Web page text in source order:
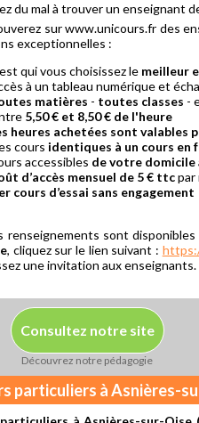
du mal à trouver un enseignant
sur www.unicours.fr des
exceptionnelles :
qui vous choisissez le meilleur
à un tableau numérique et
matières - toutes classes -
5,50 € et 8,50 € de l'heure
heures achetées sont
cours identiques à un cours en
accessibles de votre domicile
d’accès mensuel de 5 € ttcpar
cours d’essai sans engagement
renseignements sont disponibles
, cliquez sur le lien suivant :
une invitation aux
Consultez notre site
Découvrez notre pédagogie
particuliers à Asnières-